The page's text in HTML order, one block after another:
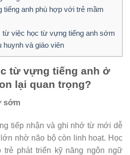
tiếng anh phù hợp với trẻ mầm
từ việc học từ vựng tiếng anh sớm
huynh và giáo viên
từ vựng tiếng anh ở
lại quan trọng?
sớm
tiếp nhận và ghi nhớ từ mới dễ
nhờ não bộ còn linh hoạt. Học
phát triển kỹ năng ngôn ngữ